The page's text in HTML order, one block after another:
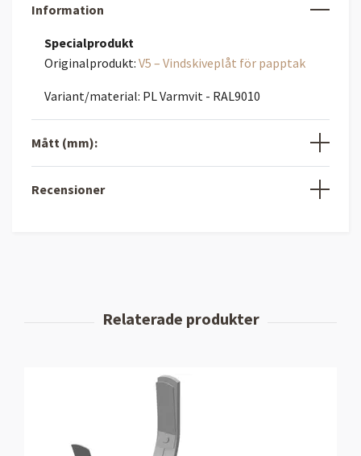
Information
Specialprodukt
Originalprodukt: V5 – Vindskiveplåt för papptak
Variant/material: PL Varmvit - RAL9010
Mått (mm):
Recensioner